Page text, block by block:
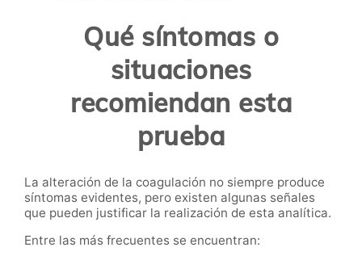
Qué síntomas o
situaciones
recomiendan esta
prueba
La alteración de la coagulación no siempre produce
síntomas evidentes, pero existen algunas señales
que pueden justificar la realización de esta analítica.
Entre las más frecuentes se encuentran: